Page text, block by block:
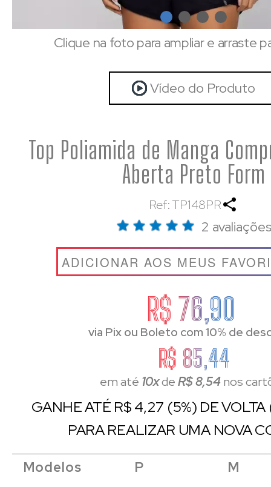
Clique na foto para ampliar e arraste
Vídeo do Produto
Top Poliamida de Manga
Aberta Preto Form
Ref: TP148PR
2 avaliações
ADICIONAR AOS MEUS
R$ 76,90
via Pix ou Boleto com 10% de
R$ 85,44
em até 10xdeR$ 8,54nos
GANHE ATÉ R$ 4,27 (5%) DE
PARA REALIZAR UMA NOVA
Modelos P M
Modelos
Modelos
Modelos P M